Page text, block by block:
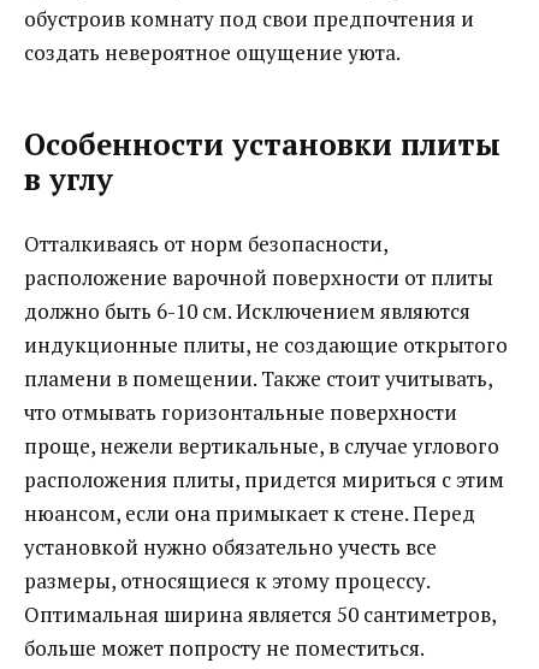
обустроив комнату под свои предпочтения и
создать невероятное ощущение уюта.
Особенности установки плиты
в углу
Отталкиваясь от норм безопасности,
расположение варочной поверхности от плиты
должно быть 6-10 см. Исключением являются
индукционные плиты, не создающие открытого
пламени в помещении. Также стоит учитывать,
что отмывать горизонтальные поверхности
проще, нежели вертикальные, в случае углового
расположения плиты, придется мириться с этим
нюансом, если она примыкает к стене. Перед
установкой нужно обязательно учесть все
размеры, относящиеся к этому процессу.
Оптимальная ширина является 50 сантиметров,
больше может попросту не поместиться.